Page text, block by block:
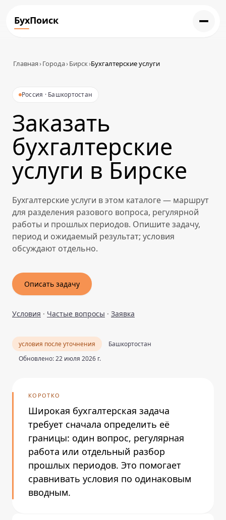
БухПоиск
Главная›Города›Бирск›Бухгалтерские услуги
Россия · Башкортостан
Заказать
бухгалтерские
услуги в Бирске
Бухгалтерские услуги в этом каталоге — маршрут
для разделения разового вопроса, регулярной
работы и прошлых периодов. Опишите задачу,
период и ожидаемый результат; условия
обсуждают отдельно.
Описать задачу
Условия · Частые вопросы · Заявка
условия после уточнения
Башкортостан
Обновлено: 22 июля 2026 г.
КОРОТКО
Широкая бухгалтерская задача
требует сначала определить её
границы: один вопрос, регулярная
работа или отдельный разбор
прошлых периодов. Это помогает
сравнивать условия по одинаковым
вводным.